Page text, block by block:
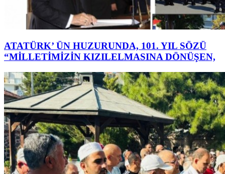
ATATÜRK’ ÜN HUZURUNDA, 101. YIL SÖZÜ
“MİLLETİMİZİN KIZILELMASINA DÖNÜŞEN,